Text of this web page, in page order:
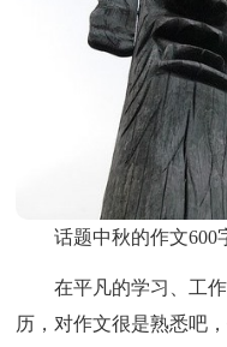
话题中秋的作文600
在平凡的学习、工
历，对作文很是熟悉吧